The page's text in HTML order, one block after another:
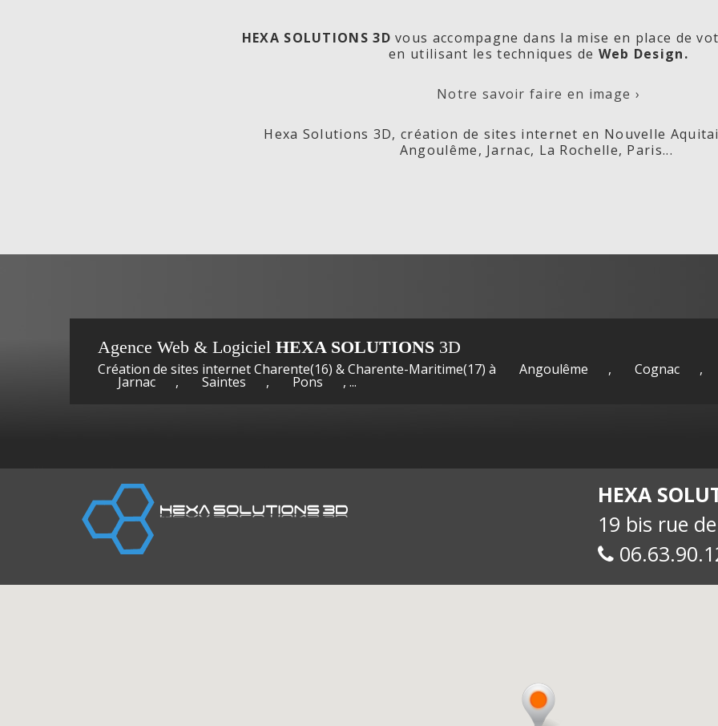
Cognac
Inox,
Gensac-
Les
Fleurs de
Maguy -
E-
HEXA SOLUTIONS 3D vous accompagne dans la mise en place de
en utilisant les techniques de Web Design.
Notre savoir faire en image ›
Hexa Solutions 3D, création de sites internet en Nouvelle
Angoulême, Jarnac, La Rochelle, Paris...
Agence Web & Logiciel HEXA SOLUTIONS 3D
Création de sites internet Charente(16) & Charente-Maritime(17) à Angoulême , Cognac ,
Jarnac , Saintes , Pons , ...
HEXA
19 bis rue